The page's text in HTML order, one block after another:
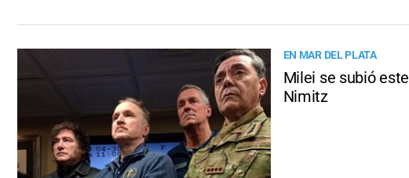
EN MAR DEL PLATA
Milei se subió
Nimitz